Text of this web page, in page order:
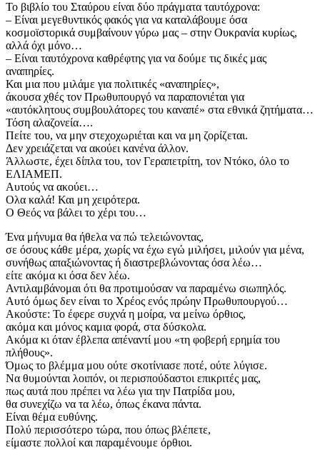
​Το βιβλίο του Σταύρου είναι δύο πράγματα ταυτόχρονα:
​– Είναι μεγεθυντικός φακός για να καταλάβουμε όσα
κοσμοϊστορικά συμβαίνουν γύρω μας – στην Ουκρανία κυρίως,
αλλά όχι μόνο…
​– Είναι ταυτόχρονα καθρέφτης για να δούμε τις δικές μας
αναπηρίες.
​Και μια που μιλάμε για πολιτικές «αναπηρίες»,
​άκουσα χθές τον Πρωθυπουργό να παραπονιέται για
​«αυτόκλητους συμβουλάτορες του καναπέ» στα εθνικά ζητήματα…
Τόση αλαζονεία….
​Πείτε του, να μην στεχοχωριέται και να μη ζορίζεται.
Δεν χρειάζεται να ακούει κανένα άλλον.
​Άλλωστε, έχει δίπλα του, τον Γεραπετρίτη, τον Ντόκο, όλο το
ΕΛΙΑΜΕΠ.
​Αυτούς να ακούει…
Ολα καλά! Και μη χειρότερα.
Ο Θεός να βάλει το χέρι του…
​Ένα μήνυμα θα ήθελα να πώ τελειώνοντας,
​σε όσους κάθε μέρα, χωρίς να έχω εγώ μιλήσει, μιλούν για μένα,
συνήθως απαξιώνοντας ή διαστρεβλώνοντας όσα λέω…
είτε ακόμα κι όσα δεν λέω.
​Αντιλαμβάνομαι ότι θα προτιμούσαν να παραμένω σιωπηλός.
​Αυτό όμως δεν είναι το Χρέος ενός πρώην Πρωθυπουργού…
​Ακούστε: Το έφερε συχνά η μοίρα, να μείνω όρθιος,
ακόμα και μόνος καμια φορά, στα δύσκολα.
Ακόμα κι όταν έβλεπα απέναντί μου «τη φοβερή ερημία του
πλήθους».
​Όμως το βλέμμα μου ούτε σκοτίνιασε ποτέ, ούτε λύγισε.
Να θυμούνται λοιπόν, οι περισπούδαστοι επικριτές μας,
πως αυτά που πρέπει να λέω για την Πατρίδα μου,
θα συνεχίζω να τα λέω, όπως έκανα πάντα.
​Είναι θέμα ευθύνης.
​Πολύ περισσότερο τώρα, που όπως βλέπετε,
είμαστε πολλοί και παραμένουμε όρθιοι.